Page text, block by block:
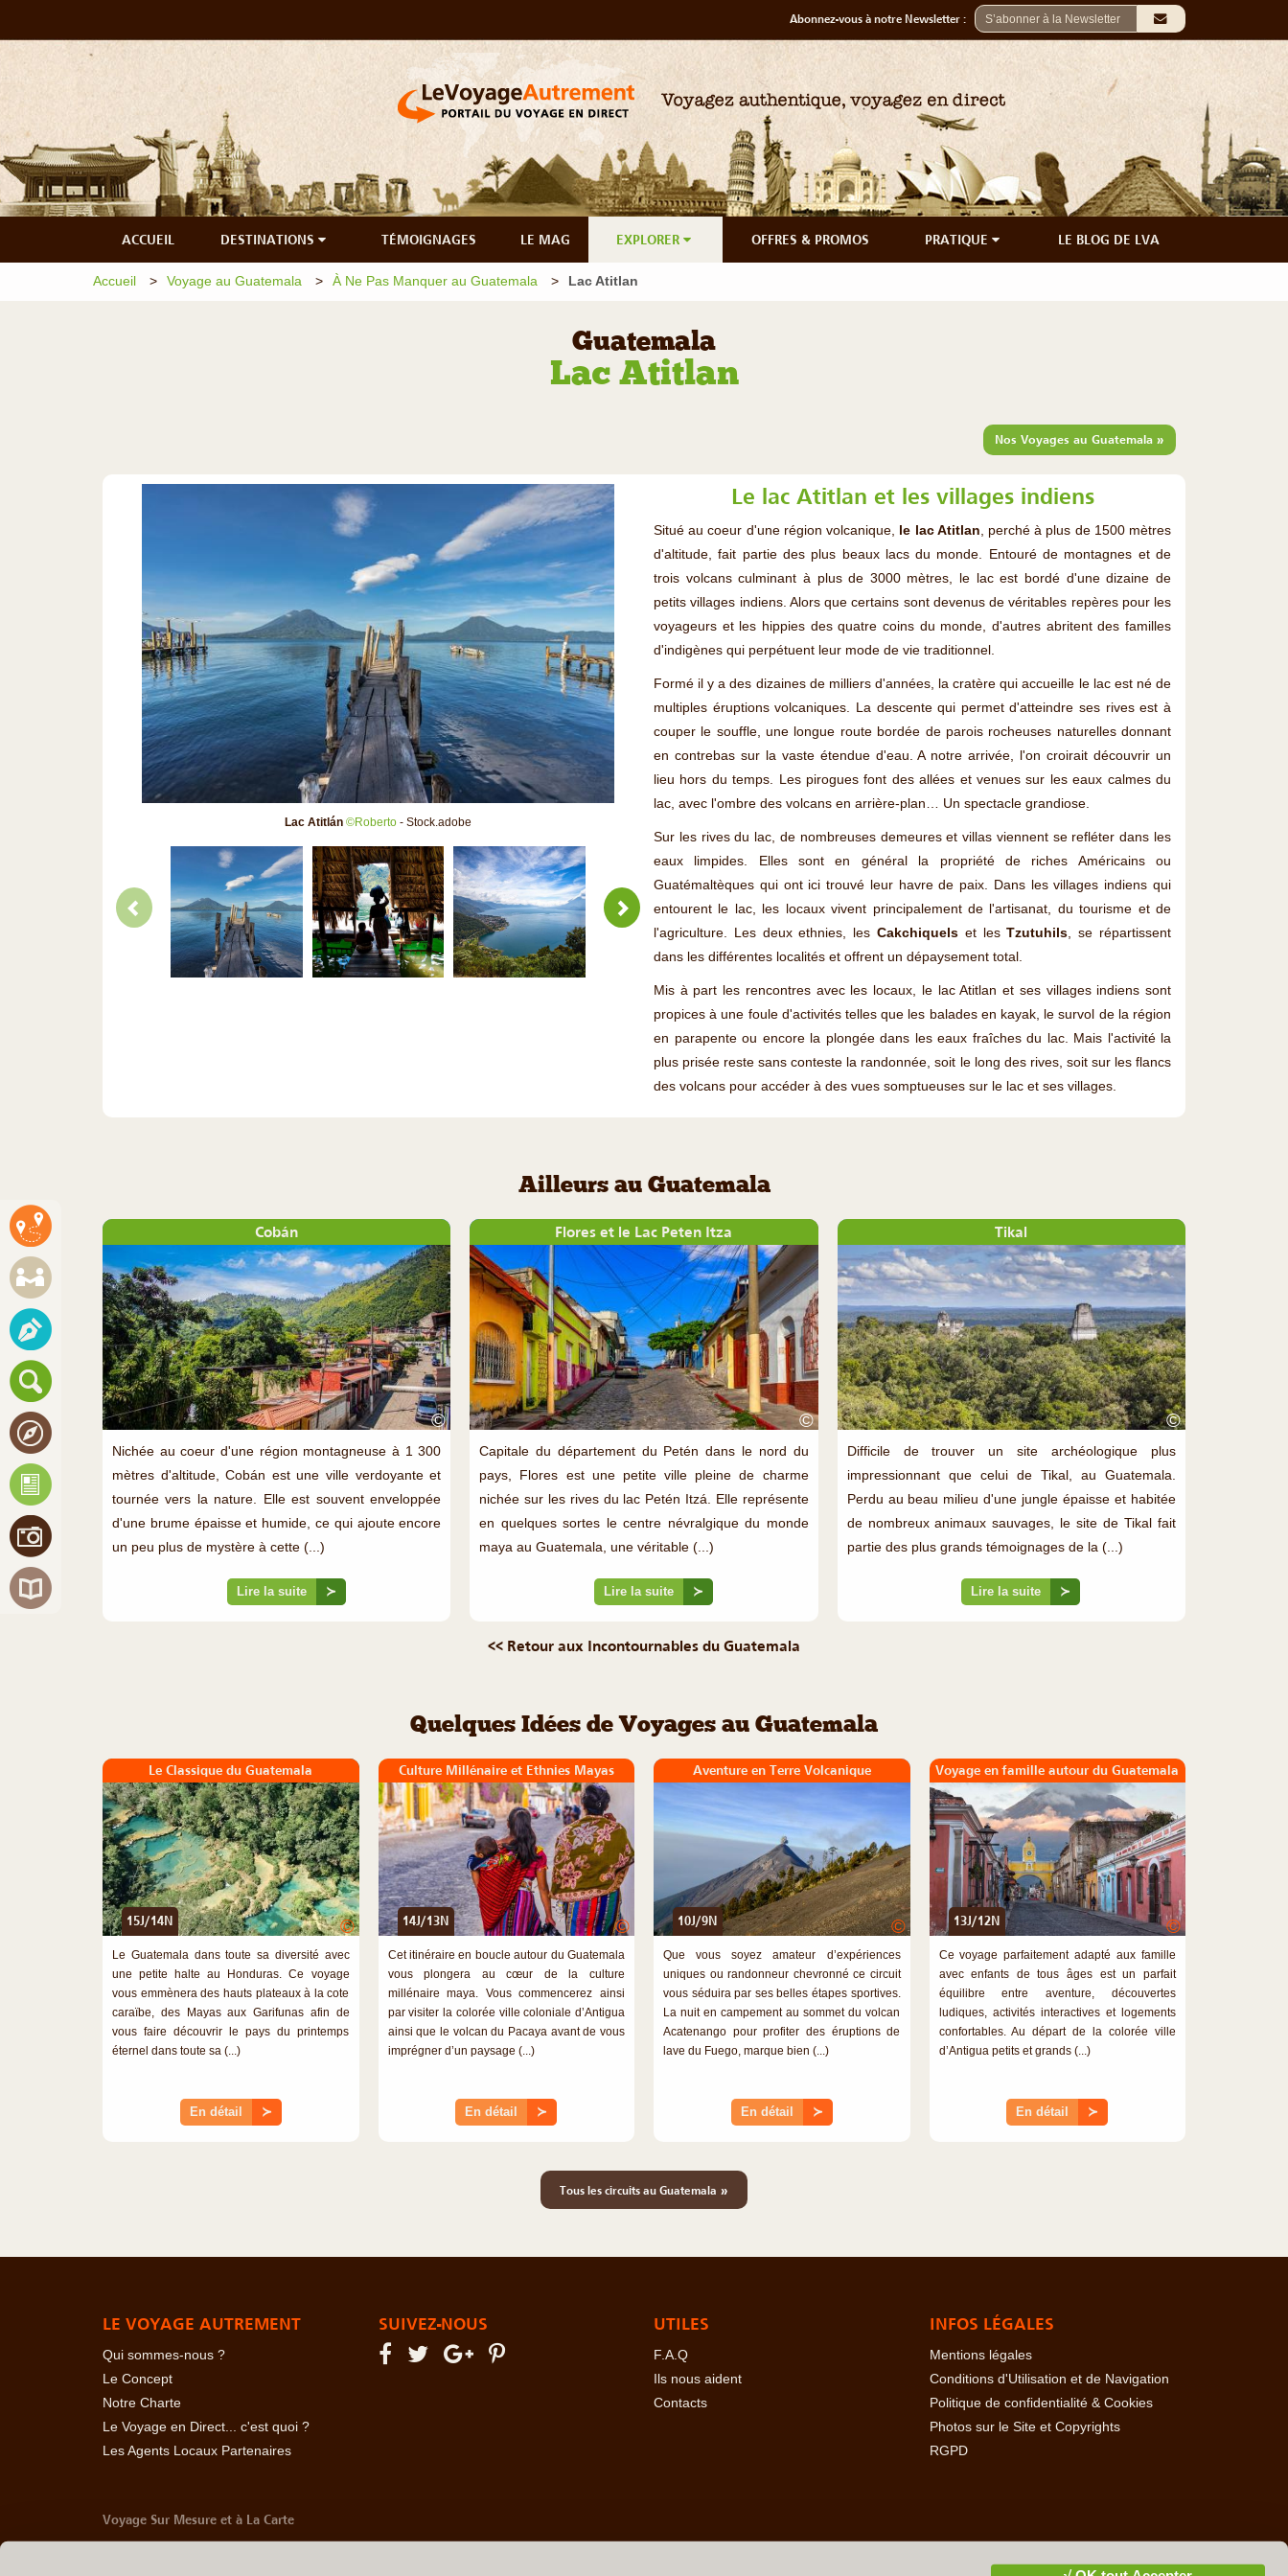
Abonnez-vous à notre Newsletter :
ACCUEIL DESTINATIONS TÉMOIGNAGES LE MAG EXPLORER OFFRES & PROMOS PRATIQUE LE BLOG DE LVA
Accueil Voyage au Guatemala À Ne Pas Manquer au Guatemala Lac Atitlan
Guatemala
Lac Atitlan
Nos Voyages au Guatemala »
Lac Atitlán ©Roberto - Stock.adobe
Le lac Atitlan et les villages indiens
Situé au coeur d'une région volcanique, le lac Atitlan, perché à plus de 1500 mètres
d'altitude, fait partie des plus beaux lacs du monde. Entouré de montagnes et de
trois volcans culminant à plus de 3000 mètres, le lac est bordé d'une dizaine de
petits villages indiens. Alors que certains sont devenus de véritables repères pour les
voyageurs et les hippies des quatre coins du monde, d'autres abritent des familles
d'indigènes qui perpétuent leur mode de vie traditionnel.
Formé il y a des dizaines de milliers d'années, la cratère qui accueille le lac est né de
multiples éruptions volcaniques. La descente qui permet d'atteindre ses rives est à
couper le souffle, une longue route bordée de parois rocheuses naturelles donnant
en contrebas sur la vaste étendue d'eau. A notre arrivée, l'on croirait découvrir un
lieu hors du temps. Les pirogues font des allées et venues sur les eaux calmes du
lac, avec l'ombre des volcans en arrière-plan… Un spectacle grandiose.
Sur les rives du lac, de nombreuses demeures et villas viennent se refléter dans les
eaux limpides. Elles sont en général la propriété de riches Américains ou
Guatémaltèques qui ont ici trouvé leur havre de paix. Dans les villages indiens qui
entourent le lac, les locaux vivent principalement de l'artisanat, du tourisme et de
l'agriculture. Les deux ethnies, les Cakchiquels et lesTzutuhils, se répartissent
dans les différentes localités et offrent un dépaysement total.
Mis à part les rencontres avec les locaux, le lac Atitlan et ses villages indiens sont
propices à une foule d'activités telles que les balades en kayak, le survol de la région
en parapente ou encore la plongée dans les eaux fraîches du lac. Mais l'activité la
plus prisée reste sans conteste la randonnée, soit le long des rives, soit sur les flancs
des volcans pour accéder à des vues somptueuses sur le lac et ses villages.
Ailleurs au Guatemala
Cobán
©
Nichée au coeur d'une région montagneuse à 1 300
mètres d'altitude, Cobán est une ville verdoyante et
tournée vers la nature. Elle est souvent enveloppée
d'une brume épaisse et humide, ce qui ajoute encore
un peu plus de mystère à cette (...)
Lire la suite ≻
Flores et le Lac Peten Itza
©
Capitale du département du Petén dans le nord du
pays, Flores est une petite ville pleine de charme
nichée sur les rives du lac Petén Itzá. Elle représente
en quelques sortes le centre névralgique du monde
maya au Guatemala, une véritable (...)
Lire la suite ≻
Tikal
©
Difficile de trouver un site archéologique plus
impressionnant que celui de Tikal, au Guatemala.
Perdu au beau milieu d'une jungle épaisse et habitée
de nombreux animaux sauvages, le site de Tikal fait
partie des plus grands témoignages de la (...)
Lire la suite ≻
<< Retour aux Incontournables du Guatemala
Quelques Idées de Voyages au Guatemala
Le Classique du Guatemala
15J/14N ©
Le Guatemala dans toute sa diversité avec
une petite halte au Honduras. Ce voyage
vous emmènera des hauts plateaux à la cote
caraïbe, des Mayas aux Garifunas afin de
vous faire découvrir le pays du printemps
éternel dans toute sa (...)
En détail ≻
Culture Millénaire et Ethnies Mayas
14J/13N ©
Cet itinéraire en boucle autour du Guatemala
vous plongera au cœur de la culture
millénaire maya. Vous commencerez ainsi
par visiter la colorée ville coloniale d’Antigua
ainsi que le volcan du Pacaya avant de vous
imprégner d’un paysage (...)
En détail ≻
Aventure en Terre Volcanique
10J/9N ©
Que vous soyez amateur d’expériences
uniques ou randonneur chevronné ce circuit
vous séduira par ses belles étapes sportives.
La nuit en campement au sommet du volcan
Acatenango pour profiter des éruptions de
lave du Fuego, marque bien (...)
En détail ≻
Voyage en famille autour du Guatemala
13J/12N ©
Ce voyage parfaitement adapté aux famille
avec enfants de tous âges est un parfait
équilibre entre aventure, découvertes
ludiques, activités interactives et logements
confortables. Au départ de la colorée ville
d’Antigua petits et grands (...)
En détail ≻
Tous les circuits au Guatemala »
LE VOYAGE AUTREMENT
Qui sommes-nous ?
Le Concept
Notre Charte
Le Voyage en Direct... c'est quoi ?
Les Agents Locaux Partenaires
SUIVEZ-NOUS UTILES
F.A.Q
Ils nous aident
Contacts
INFOS LÉGALES
Mentions légales
Conditions d'Utilisation et de Navigation
Politique de confidentialité & Cookies
Photos sur le Site et Copyrights
RGPD
Voyage Sur Mesure et à La Carte
Cameroun -Canada -Cap Vert -Chili -